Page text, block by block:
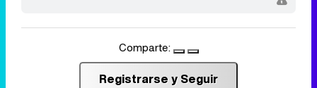
Comparte:
Registrarse y Seguir